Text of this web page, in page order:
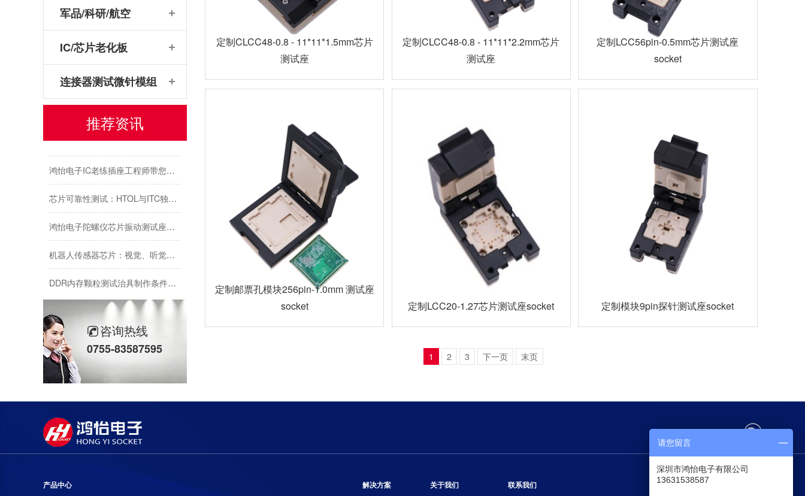
定制CLCC48-0.8 - 11*11*1.5mm芯片
测试座
定制CLCC48-0.8 - 11*11*2.2mm芯片
测试座
定制LCC56pin-0.5mm芯片测试座
socket
定制邮票孔模块256pin-1.0mm 测试座
socket
定制LCC20-1.27芯片测试座socket 定制模块9pin探针测试座socket
1 2 3 下一页 末页
军品/科研/航空
IC/芯片老化板
连接器测试微针模组
推荐资讯
Flash芯片技术迭代与测试高速率、高带宽特性及鸿怡电子Flash芯片老化测试测试座socket
芯片封装后可靠性测试该怎么做？全套测试项目与分级标准-鸿怡电子芯片老化测试座适配应用
光学CPU芯片：主流封装、应用与功能/性能/可靠性测试-鸿怡电子芯片测试座&老化座协同方案
电源芯片如何在AI高算力场景下提供高功率密度、极低损耗的供电支持？-鸿怡电子电源芯片ATE/OS/老化测试座
咨询热线
0755-83587595
产品中心 解决方案 关于我们 联系我们 深圳市鸿怡电子有限公司
请您留言
深圳市鸿怡电子有限公司
13631538587